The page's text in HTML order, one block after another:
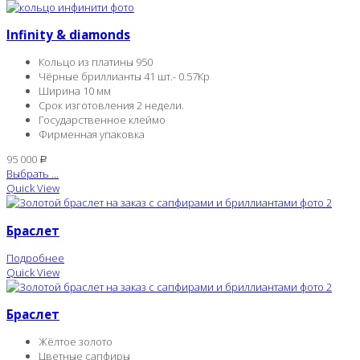
Infinity & diamonds
Кольцо из платины 950
Чёрные бриллианты 41 шт.- 0.57Кр
Ширина 10 мм
Срок изготовления 2 недели.
Государственное клеймо
Фирменная упаковка
95 000 Р
Выбрать ...
Quick View
Браслет
Подробнее
Quick View
Браслет
Жёлтое золото
Цветные сапфиры